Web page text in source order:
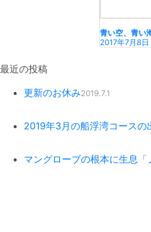
青い空、青い
2017年7月8日
最近の投稿
更新のお休み2019.7.1
2019年3月の船浮湾コースの
マングローブの根本に生息